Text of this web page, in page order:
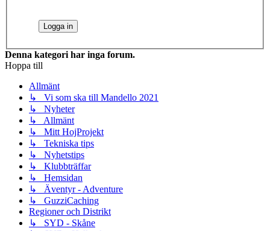
Denna kategori har inga forum.
Hoppa till
Allmänt
↳ Vi som ska till Mandello 2021
↳ Nyheter
↳ Allmänt
↳ Mitt HojProjekt
↳ Tekniska tips
↳ Nyhetstips
↳ Klubbträffar
↳ Hemsidan
↳ Äventyr - Adventure
↳ GuzziCaching
Regioner och Distrikt
↳ SYD - Skåne